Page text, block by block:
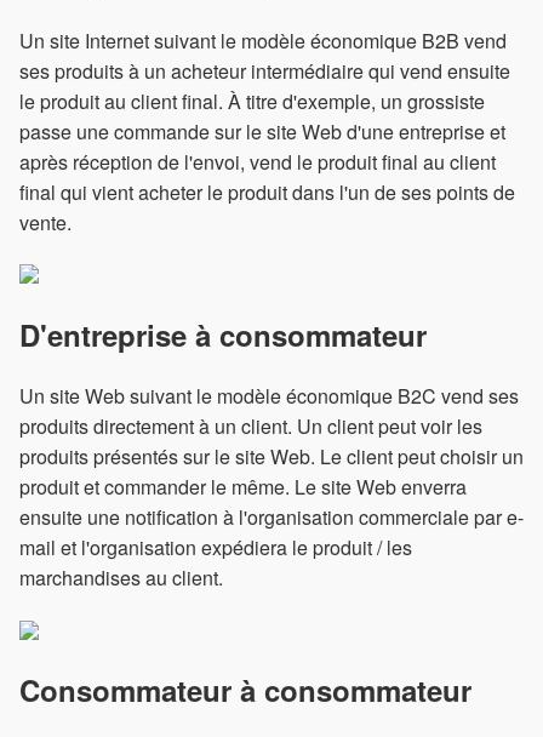
Un site Internet suivant le modèle économique B2B vend
ses produits à un acheteur intermédiaire qui vend ensuite
le produit au client final. À titre d'exemple, un grossiste
passe une commande sur le site Web d'une entreprise et
après réception de l'envoi, vend le produit final au client
final qui vient acheter le produit dans l'un de ses points de
vente.
D'entreprise à consommateur
Un site Web suivant le modèle économique B2C vend ses
produits directement à un client. Un client peut voir les
produits présentés sur le site Web. Le client peut choisir un
produit et commander le même. Le site Web enverra
ensuite une notification à l'organisation commerciale par e-
mail et l'organisation expédiera le produit / les
marchandises au client.
Consommateur à consommateur